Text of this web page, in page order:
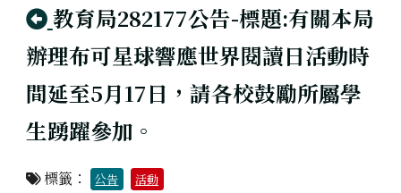
回上頁
教育局282177公告-標題:有關本局
辦理布可星球響應世界閱讀日活動時
間延至5月17日，請各校鼓勵所屬學
生踴躍參加。
標籤： 公告 活動